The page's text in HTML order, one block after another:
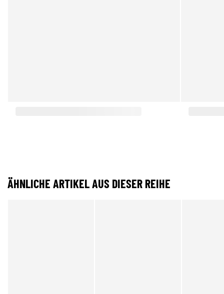
ÄHNLICHE ARTIKEL AUS DIESER REIHE